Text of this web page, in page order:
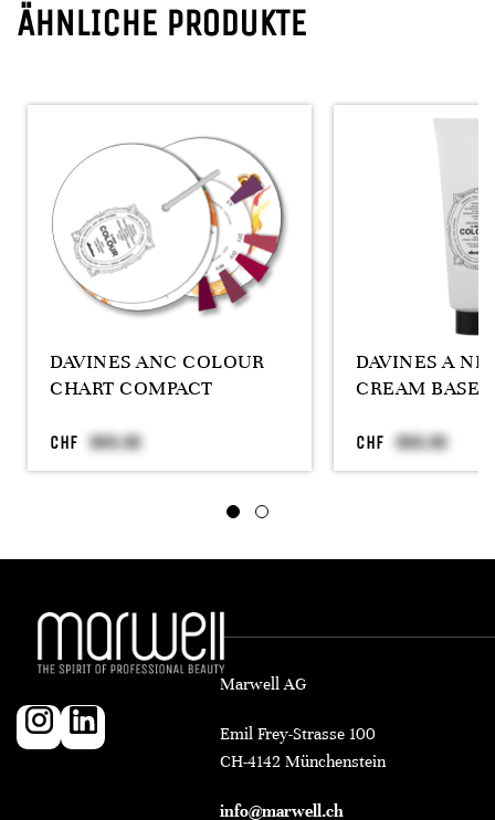
ÄHNLICHE PRODUKTE
DAVINES ANC COLOUR
CHART COMPACT
CHF
DAVINES A
CREAM BASE
CHF
Marwell AG
Emil Frey-Strasse 100
CH-4142 Münchenstein
info@marwell.ch